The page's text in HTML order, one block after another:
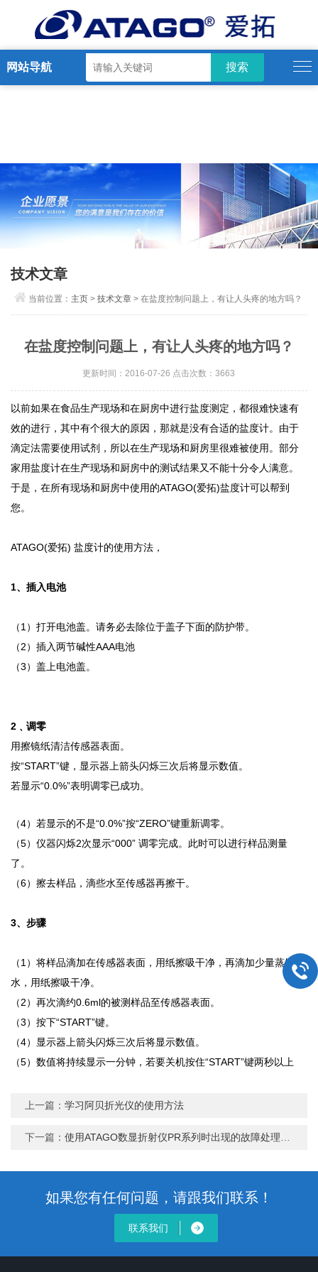
网站导航
技术文章
当前位置： 主页 >技术文章 > 在盐度控制问题上，有让人头疼的地方吗？
在盐度控制问题上，有让人头疼的地方吗？
更新时间：2016-07-26 点击次数：3663
以前如果在食品生产现场和在厨房中进行盐度测定，都很难快速有
效的进行，其中有个很大的原因，那就是没有合适的盐度计。由于
滴定法需要使用试剂，所以在生产现场和厨房里很难被使用。部分
家用盐度计在生产现场和厨房中的测试结果又不能十分令人满意。
于是，在所有现场和厨房中使用的ATAGO(爱拓)盐度计可以帮到
您。
ATAGO(爱拓)盐度计的使用方法，
1、插入电池
（1）打开电池盖。请务必去除位于盖子下面的防护带。
（2）插入两节碱性AAA电池
（3）盖上电池盖。
2 ﹑调零
用擦镜纸清洁传感器表面。
按“START”键，显示器上箭头闪烁三次后将显示数值。
若显示“0.0%”表明调零已成功。
（4）若显示的不是“0.0%”按“ZERO”键重新调零。
（5）仪器闪烁2次显示“000”调零完成。此时可以进行样品测量
了。
（6）擦去样品，滴些水至传感器再擦干。
3、步骤
（1）将样品滴加在传感器表面，用纸擦吸干净，再滴加少量蒸馏
水，用纸擦吸干净。
（2）再次滴约0.6ml的被测样品至传感器表面。
（3）按下“START”键。
（4）显示器上箭头闪烁三次后将显示数值。
（5）数值将持续显示一分钟，若要关机按住“START”键两秒以上
上一篇：学习阿贝折光仪的使用方法
下一篇：使用ATAGO数显折射仪PR系列时出现的故障处理方法
如果您有任何问题，请跟我们联系！
联系我们